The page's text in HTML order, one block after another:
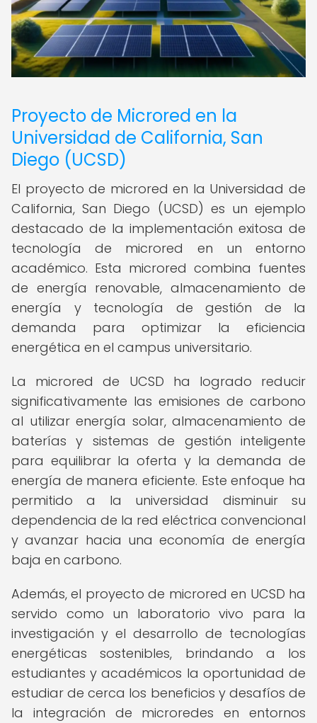
Proyecto de Microred en la
Universidad de California, San
Diego (UCSD)
El proyecto de microred en la Universidad de
California, San Diego (UCSD) es un ejemplo
destacado de la implementación exitosa de
tecnología de microred en un entorno
académico. Esta microred combina fuentes
de energía renovable, almacenamiento de
energía y tecnología de gestión de la
demanda para optimizar la eficiencia
energética en el campus universitario.
La microred de UCSD ha logrado reducir
significativamente las emisiones de carbono
al utilizar energía solar, almacenamiento de
baterías y sistemas de gestión inteligente
para equilibrar la oferta y la demanda de
energía de manera eficiente. Este enfoque ha
permitido a la universidad disminuir su
dependencia de la red eléctrica convencional
y avanzar hacia una economía de energía
baja en carbono.
Además, el proyecto de microred en UCSD ha
servido como un laboratorio vivo para la
investigación y el desarrollo de tecnologías
energéticas sostenibles, brindando a los
estudiantes y académicos la oportunidad de
estudiar de cerca los beneficios y desafíos de
la integración de microredes en entornos